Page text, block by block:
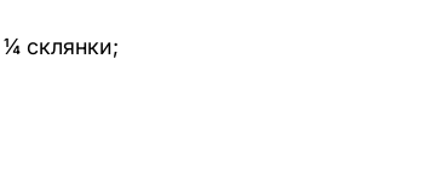
склянки;